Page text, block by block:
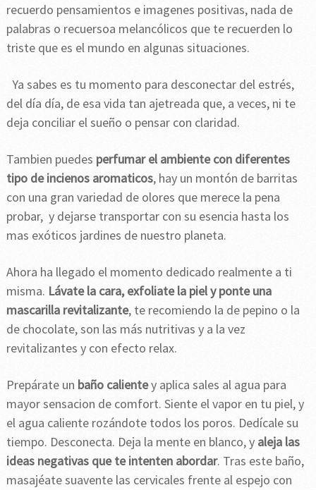
recuerdo pensamientos e imagenes positivas, nada de
palabras o recuersoa melancólicos que te recuerden lo
triste que es el mundo en algunas situaciones.
Ya sabes es tu momento para desconectar del estrés,
del día día, de esa vida tan ajetreada que, a veces, ni te
deja conciliar el sueño o pensar con claridad.
Tambien puedes perfumar el ambiente con diferentes
tipo de incienos aromaticos, hay un montón de barritas
con una gran variedad de olores que merece la pena
probar, y dejarse transportar con su esencia hasta los
mas exóticos jardines de nuestro planeta.
Ahora ha llegado el momento dedicado realmente a ti
misma. Lávate la cara, exfoliate la piel y ponte una
mascarilla revitalizante, te recomiendo la de pepino o la
de chocolate, son las más nutritivas y a la vez
revitalizantes y con efecto relax.
Prepárate un baño calientey aplica sales al agua para
mayor sensacion de comfort. Siente el vapor en tu piel, y
el agua caliente rozándote todos los poros. Dedícale su
tiempo. Desconecta. Deja la mente en blanco, y aleja las
ideas negativas que te intenten abordar. Tras este baño,
masajéate suavente las cervicales frente al espejo con